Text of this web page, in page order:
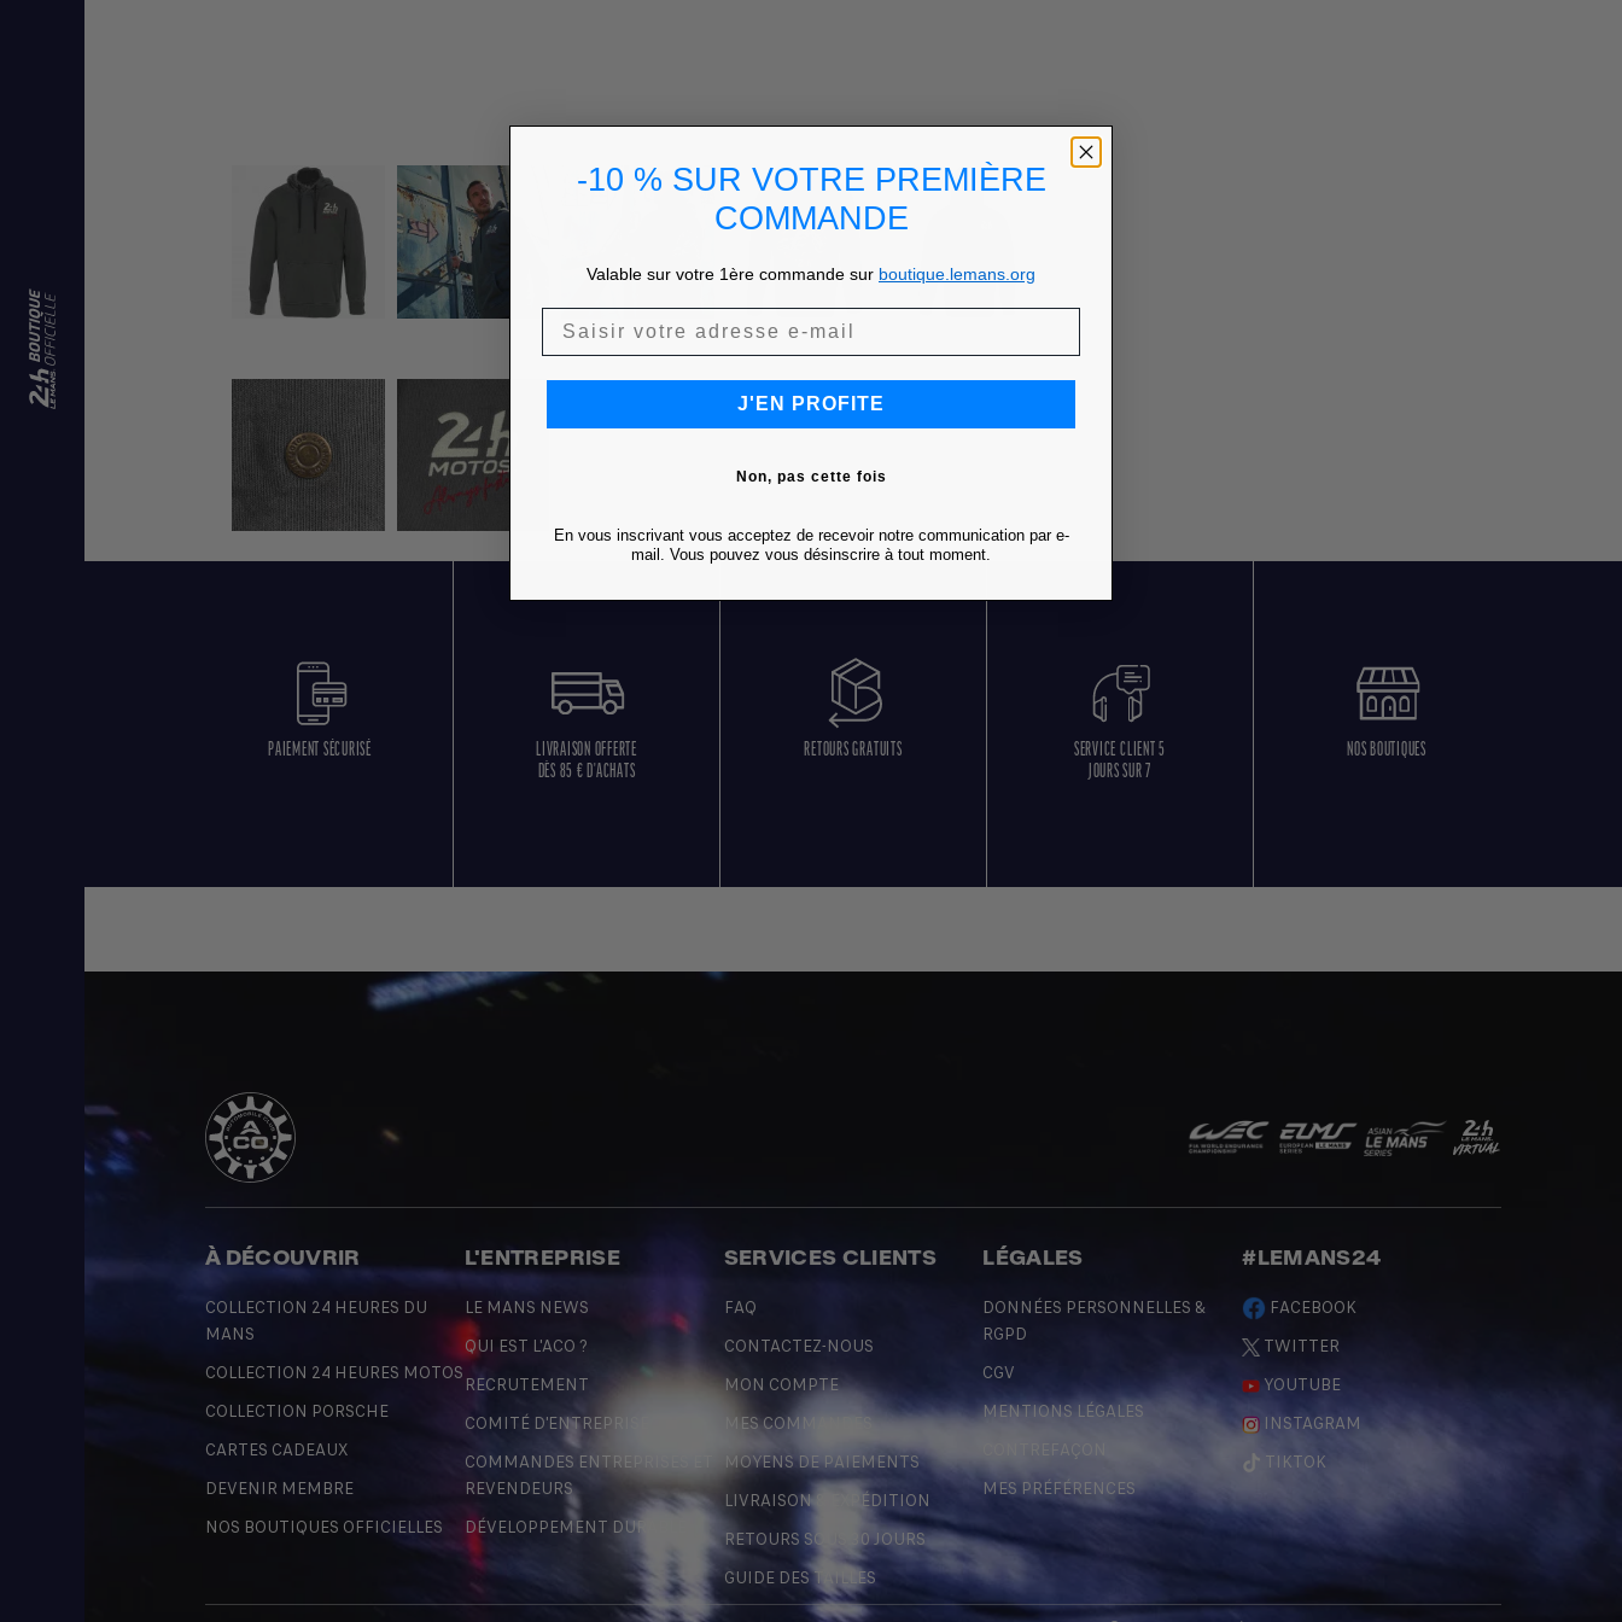
PAIEMENT SÉCURISÉ
LIVRAISON OFFERTE
DÈS 85 € D'ACHATS
RETOURS GRATUITS
SERVICE CLIENT 5
JOURS SUR 7
NOS BOUTIQUES
À DÉCOUVRIR
COLLECTION 24 HEURES DU
MANS
COLLECTION 24 HEURES MOTOS
COLLECTION PORSCHE
CARTES CADEAUX
DEVENIR MEMBRE
NOS BOUTIQUES OFFICIELLES
L'ENTREPRISE
LE MANS NEWS
QUI EST L'ACO ?
RECRUTEMENT
COMITÉ D'ENTREPRISE
COMMANDES ENTREPRISES ET
REVENDEURS
DÉVELOPPEMENT DURABLE
SERVICES CLIENTS
FAQ
CONTACTEZ-NOUS
MON COMPTE
MES COMMANDES
MOYENS DE PAIEMENTS
LIVRAISON & EXPÉDITION
RETOURS SOUS 30 JOURS
GUIDE DES TAILLES
LÉGALES
DONNÉES PERSONNELLES &
RGPD
CGV
MENTIONS LÉGALES
CONTREFAÇON
MES PRÉFÉRENCES
#LEMANS24
FACEBOOK
TWITTER
YOUTUBE
INSTAGRAM
TIKTOK
-10 % SUR VOTRE PREMIÈRE
COMMANDE
Valable sur votre 1ère commande sur boutique.lemans.org
J'EN PROFITE
Non, pas cette fois
En vous inscrivant vous acceptez de recevoir notre communication par e-
mail. Vous pouvez vous désinscrire à tout moment.